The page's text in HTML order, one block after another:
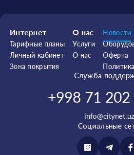
Интернет
Тарифные планы
Личный кабинет
Зона покрытия
О нас
Услуги
О нас
Новости
Оферта
Служба
+998 71 202
info@citynet.uz
Социальные